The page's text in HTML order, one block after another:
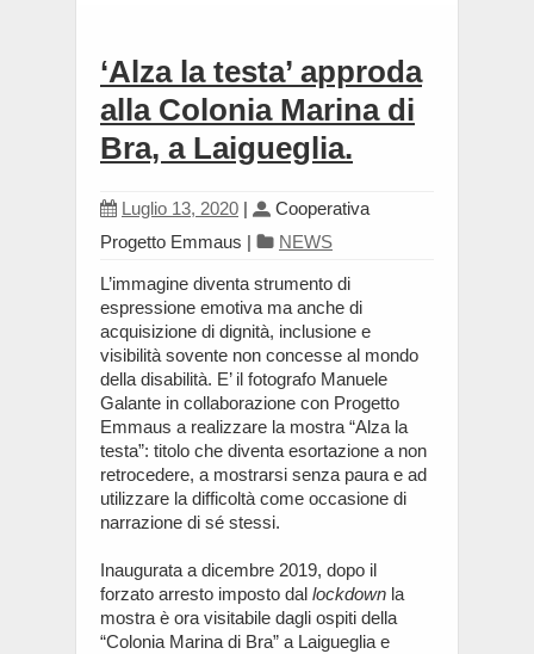
‘Alza la testa’ approda
alla Colonia Marina di
Bra, a Laigueglia.
Luglio 13, 2020 |
Cooperativa
Progetto Emmaus | NEWS
L’immagine diventa strumento di
espressione emotiva ma anche di
acquisizione di dignità, inclusione e
visibilità sovente non concesse al mondo
della disabilità. E’ il fotografo Manuele
Galante in collaborazione con Progetto
Emmaus a realizzare la mostra “Alza la
testa”: titolo che diventa esortazione a non
retrocedere, a mostrarsi senza paura e ad
utilizzare la difficoltà come occasione di
narrazione di sé stessi.
Inaugurata a dicembre 2019, dopo il
forzato arresto imposto dal lockdown la
mostra è ora visitabile dagli ospiti della
“Colonia Marina di Bra” a Laigueglia e